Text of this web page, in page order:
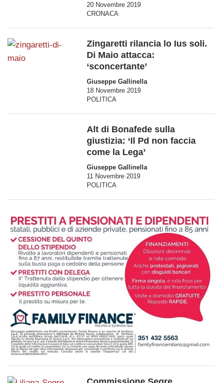
20 Novembre 2019
CRONACA
Zingaretti rilancia lo Ius soli.
Di Maio attacca:
‘sconcertante’
Giuseppe Gallinella
18 Novembre 2019
POLITICA
Alt di Bonafede sulla
giustizia: ‘Il Pd non faccia
come la Lega’
Giuseppe Gallinella
11 Novembre 2019
POLITICA